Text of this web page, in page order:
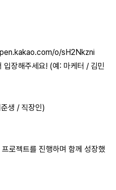
o/sH2Nkzni
입장해주세요! (예: 마케터 / 김민
생 / 직장인)
로젝트를 진행하며 함께 성장했